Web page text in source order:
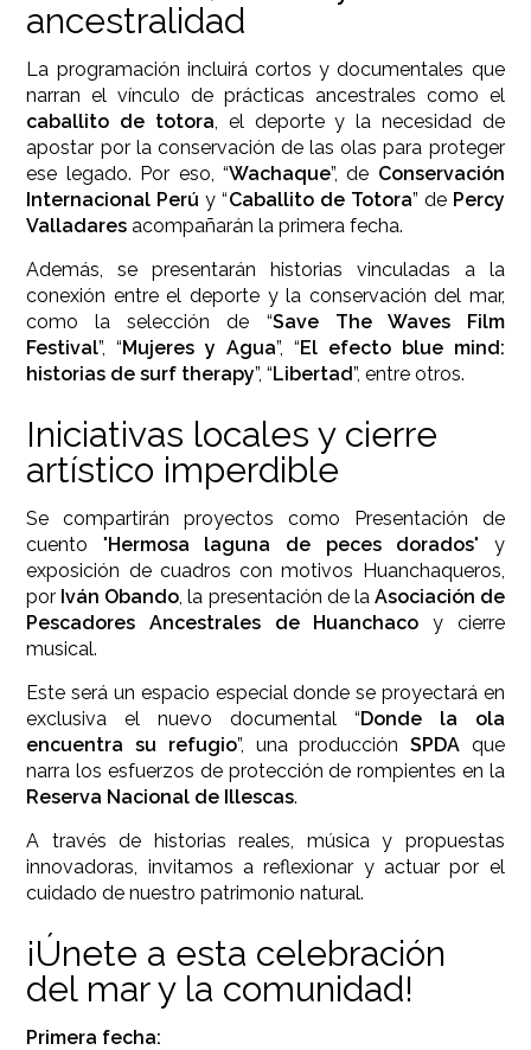
ancestralidad
La programación incluirá cortos y documentales que
narran el vínculo de prácticas ancestrales como el
caballito de totora, el deporte y la necesidad de
apostar por la conservación de las olas para proteger
ese legado. Por eso, “Wachaque”, de Conservación
Internacional Perú y “Caballito de Totora” de Percy
Valladares acompañarán la primera fecha.
Además, se presentarán historias vinculadas a la
conexión entre el deporte y la conservación del mar,
como la selección de “Save The Waves Film
Festival”, “Mujeres y Agua”, “El efecto blue mind:
historias de surf therapy”, “Libertad”, entre otros.
Iniciativas locales y cierre
artístico imperdible
Se compartirán proyectos como Presentación de
cuento "Hermosa laguna de peces dorados" y
exposición de cuadros con motivos Huanchaqueros,
por Iván Obando, la presentación de la Asociación de
Pescadores Ancestrales de Huanchaco y cierre
musical.
Este será un espacio especial donde se proyectará en
exclusiva el nuevo documental “Donde la ola
encuentra su refugio”, una producción SPDAque
narra los esfuerzos de protección de rompientes en la
Reserva Nacional de Illescas.
A través de historias reales, música y propuestas
innovadoras, invitamos a reflexionar y actuar por el
cuidado de nuestro patrimonio natural.
¡Únete a esta celebración
del mar y la comunidad!
Primera fecha: